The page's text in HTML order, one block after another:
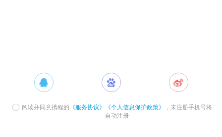
阅读并同意携程的 《服务协议》 《个人信息保护政策》
，未注册手机号将
自动注册